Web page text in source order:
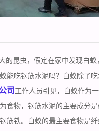
的昆虫，假定在家中发现白蚁
能吃钢筋水泥吗？白蚁除了
司 工作人员引见，白蚁作为
食物，钢筋水泥的主要成分
筋铁。白蚁的最主要食物是